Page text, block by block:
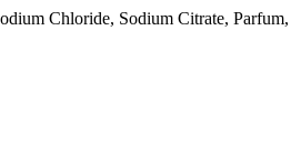
Chloride, Sodium Citrate, Parfum,